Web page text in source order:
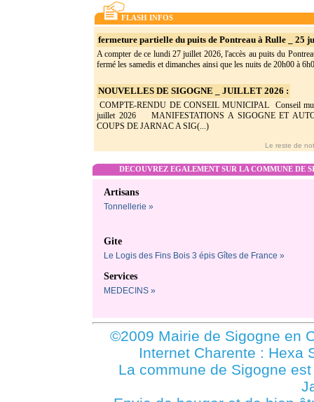
FLASH INFOS
fermeture partielle du puits de Pontreau à Rulle _ 25
A compter de ce lundi 27 juillet 2026, l'accès au puits du
fermé les samedis et dimanches ainsi que les nuits de 20h00 à
NOUVELLES DE SIGOGNE _ JUILLET 2026 :
COMPTE-RENDU DE CONSEIL MUNICIPAL Conseil
juillet 2026 MANIFESTATIONS A SIGOGNE ET
COUPS DE JARNAC A SIG(...)
Le reste de
DECOUVREZ EGALEMENT SUR LA COMMUNE DE
Artisans
Tonnellerie »
Gite
Le Logis des Fins Bois 3 épis Gîtes de France »
Services
MEDECINS »
©2009 Mairie de Sigogne en
Internet Charente : Hexa
La commune de Sigogne